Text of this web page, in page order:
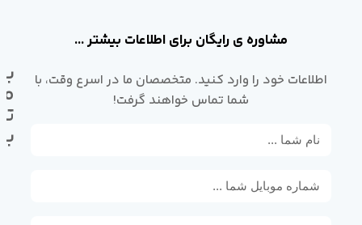
مشاوره ی رایگان برای اطلاعات بیشتر ...
اطلاعات خود را وارد کنید. متخصصان ما در اسرع وقت، با
شما تماس خواهند گرفت!
با